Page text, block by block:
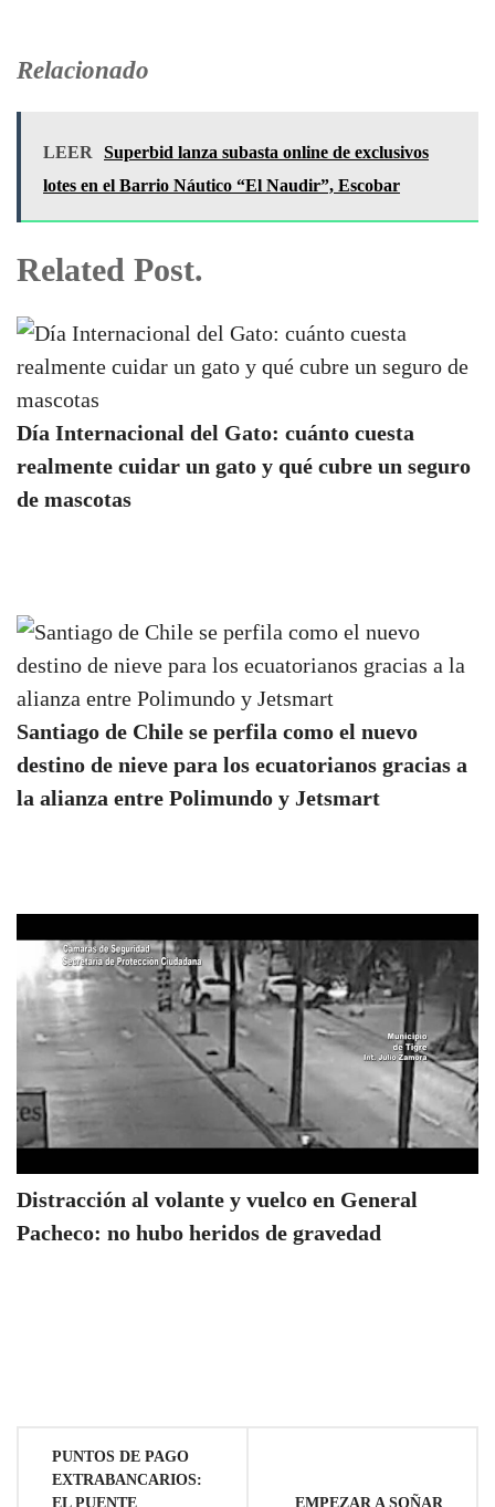
Relacionado
LEER
Superbid lanza subasta online de exclusivos
lotes en el Barrio Náutico “El Naudir”, Escobar
Related Post.
Día Internacional del Gato: cuánto cuesta
realmente cuidar un gato y qué cubre un seguro
de mascotas
Santiago de Chile se perfila como el nuevo
destino de nieve para los ecuatorianos gracias a
la alianza entre Polimundo y Jetsmart
Distracción al volante y vuelco en General
Pacheco: no hubo heridos de gravedad
Navegación
PUNTOS DE PAGO
EXTRABANCARIOS:
EL PUENTE
EMPEZAR A SOÑAR